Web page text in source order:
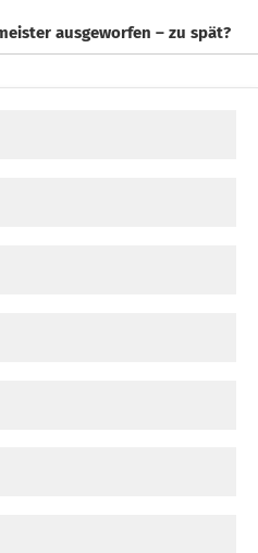
 Rettungsanker für Bürgermeister ausgeworfen – zu spät?